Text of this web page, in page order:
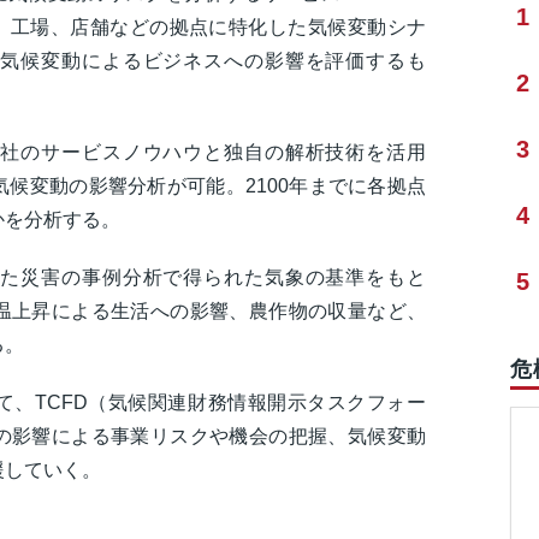
工場、店舗などの拠点に特化した気候変動シナ
候変動によるビジネスへの影響を評価するも
のサービスノウハウと独自の解析技術を活用
変動の影響分析が可能。2100年までに各拠点
分析する。
災害の事例分析で得られた気象の基準をもと
昇による生活への影響、農作物の収量など、
、TCFD（気候関連財務情報開示タスクフォー
影響による事業リスクや機会の把握、気候変動
ていく。
1
2
3
4
5
危